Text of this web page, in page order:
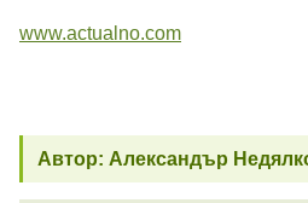
www.actualno.com
Автор: Александър